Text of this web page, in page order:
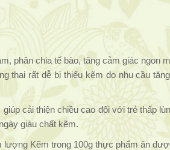
phân chia tế bào, tăng cảm giác ngon
thai rất dễ bị thiếu kẽm do nhu cầu
cải thiện chiều cao đối với trẻ thấp
giàu chất kẽm.
lượng Kẽm trong 100g thực phẩm ăn